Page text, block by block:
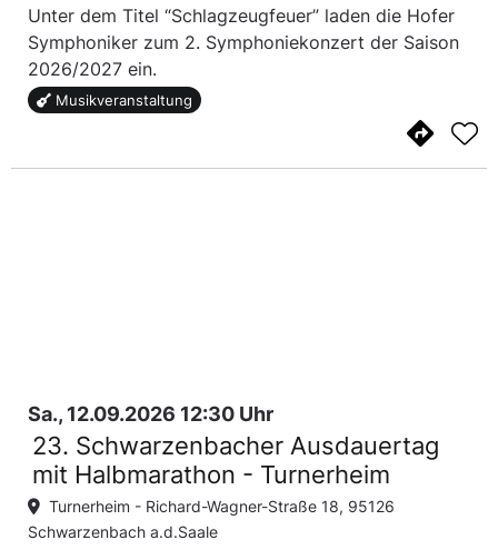
Unter dem Titel “Schlagzeugfeuer” laden die Hofer
Symphoniker zum 2. Symphoniekonzert der Saison
2026/2027 ein.
Musikveranstaltung
Sa., 12.09.2026 12:30 Uhr
23. Schwarzenbacher Ausdauertag
mit Halbmarathon - Turnerheim
Turnerheim - Richard-Wagner-Straße 18, 95126
Schwarzenbach a.d.Saale